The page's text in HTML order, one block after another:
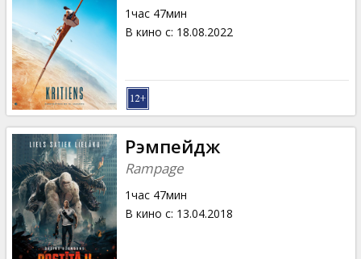
1час 47мин
В кино с: 18.08.2022
Рэмпейдж
Rampage
1час 47мин
В кино с: 13.04.2018